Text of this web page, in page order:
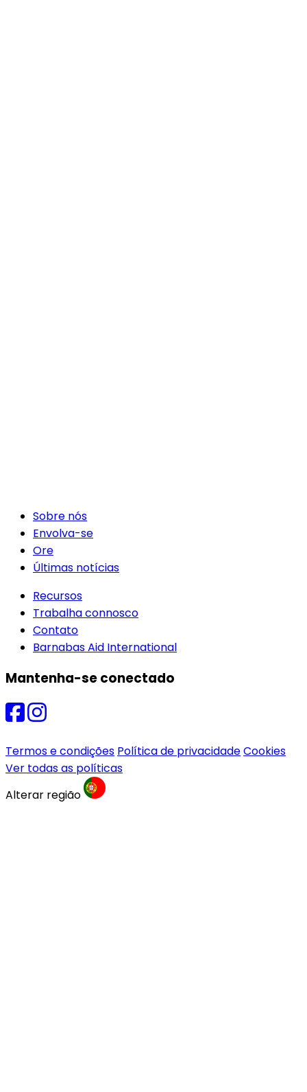
Sobre nós
Envolva-se
Ore
Últimas notícias
Recursos
Trabalha connosco
Contato
Barnabas Aid International
Mantenha-se conectado
Termos e condições Política de privacidadeCookies
Ver todas as políticas
Alterar região